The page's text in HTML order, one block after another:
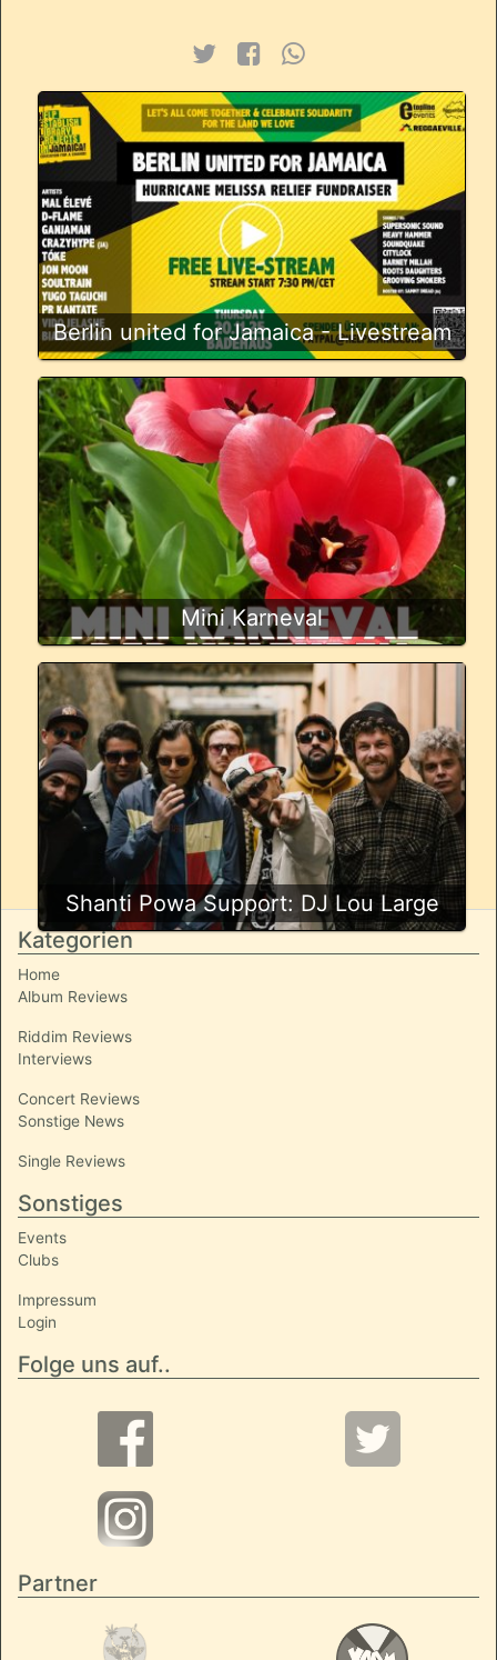
Berlin united for Jamaica - Livestream
Mini Karneval
Shanti Powa Support: DJ Lou Large
Kategorien
Home
Album Reviews
Riddim Reviews
Interviews
Concert Reviews
Sonstige News
Single Reviews
Sonstiges
Events
Clubs
Impressum
Login
Folge uns auf..
Partner